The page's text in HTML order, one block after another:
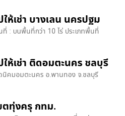
ให้เช่า บางเลน นครปฐม
ที่ : บนพื้นที่กว่า 10 ไร่ ประเภทพื้นที่
ให้เช่า ติดอมตะนคร ชลบุรี
ดนิคมอมตะนคร อ.พานทอง จ.ชลบุรี
ตทุ่งครุ กทม.